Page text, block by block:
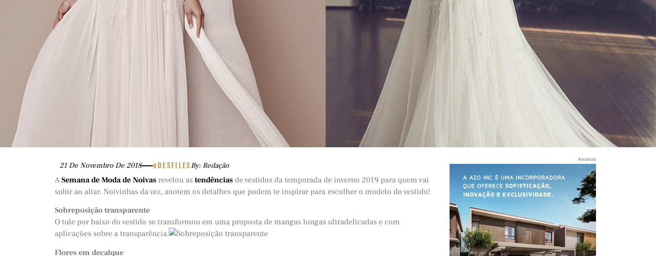
21 De Novembro De 2018 #DESFILESBy: Redação
A Semana de Moda de Noivas revelou as tendências de vestidos da temporada de inverno 2019 para quem vai
subir ao altar. Noivinhas da vez, anotem os detalhes que podem te inspirar para escolher o modelo do vestido!
Sobreposição transparente
O tule por baixo do vestido se transformou em uma proposta de mangas longas ultradelicadas e com
aplicações sobre a transparência.
Flores em decalque
Anúncio